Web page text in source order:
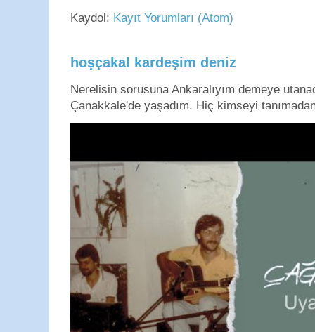
Kaydol: Kayıt Yorumları (Atom)
hoşçakal kardeşim deniz
Nerelisin sorusuna Ankaralıyım demeye
Çanakkale'de yaşadım. Hiç kimseyi